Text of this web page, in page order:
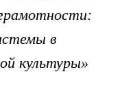
в
культуры»